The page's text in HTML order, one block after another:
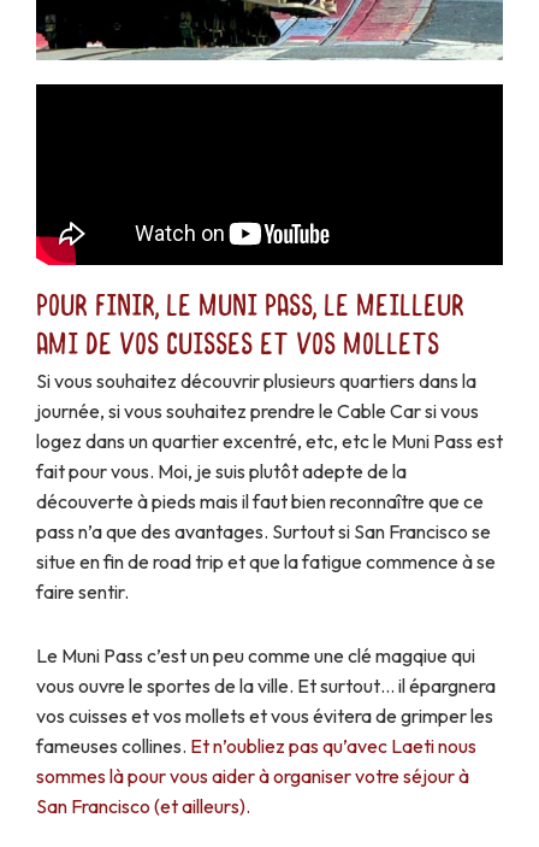
Pour finir, le Muni Pass, le meilleur
ami de vos cuisses et vos mollets
Si vous souhaitez découvrir plusieurs quartiers dans la
journée, si vous souhaitez prendre le Cable Car si vous
logez dans un quartier excentré, etc, etc le Muni Pass est
fait pour vous. Moi, je suis plutôt adepte de la
découverte à pieds mais il faut bien reconnaître que ce
pass n’a que des avantages. Surtout si San Francisco se
situe en fin de road trip et que la fatigue commence à se
faire sentir.
Le Muni Pass c’est un peu comme une clé magqiue qui
vous ouvre le sportes de la ville. Et surtout… il épargnera
vos cuisses et vos mollets et vous évitera de grimper les
fameuses collines. Et n’oubliez pas qu’avec Laeti nous
sommes là pour vous aider à organiser votre séjour à
San Francisco (et ailleurs).